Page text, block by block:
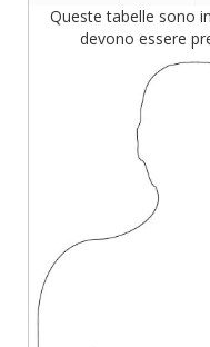
Queste tabelle sono
devono essere